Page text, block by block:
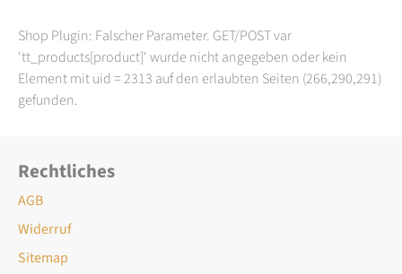
Shop Plugin: Falscher Parameter. GET/POST var
'tt_products[product]' wurde nicht angegeben oder kein
Element mit uid = 2313 auf den erlaubten Seiten (266,290,291)
gefunden.
Rechtliches
AGB
Widerruf
Sitemap